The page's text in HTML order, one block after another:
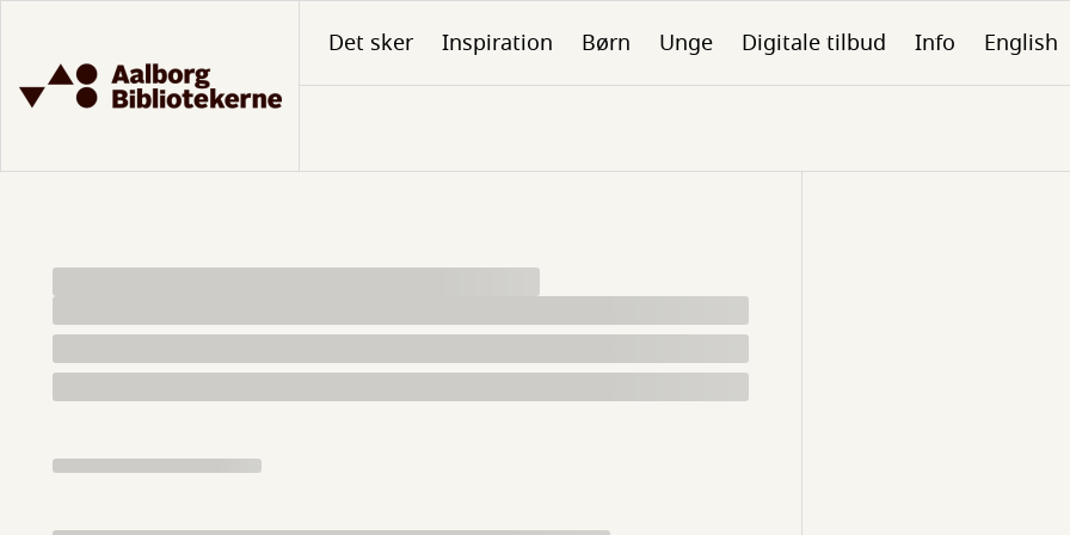
hovedindhold
Det sker Inspiration Børn Unge Digitale tilbud Info English